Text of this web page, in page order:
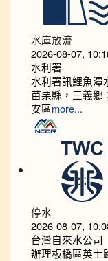
水庫放流
2026-08-07,
水利署
水利署訊鯉魚潭
苗栗縣，三義鄉
安區more...
停水
2026-08-07,
台灣自來水公司
辦理板橋區英士